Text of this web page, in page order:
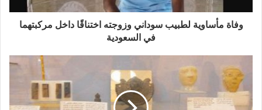
وفاة مأساوية لطبيب سوداني وزوجته اختناقًا داخل مركبتهما
في السعودية